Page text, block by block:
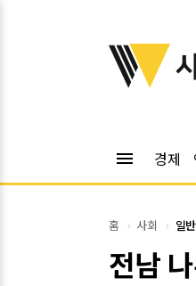
위키트리
menu 경제
홈 사회 일반
전남